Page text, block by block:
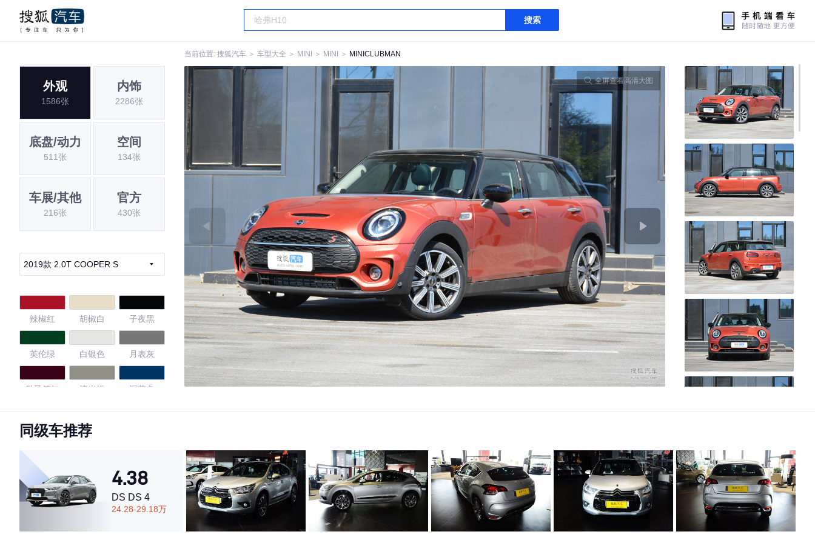
搜索
当前位置: 搜狐汽车 ＞ 车型大全 ＞ MINI ＞ MINI ＞ MINICLUBMAN
外观
1586张
内饰
2286张
底盘/动力
511张
空间
134张
车展/其他
216张
官方
430张
2019款 2.0T COOPER S
辣椒红 胡椒白 子夜黑
英伦绿 白银色 月表灰
勃艮第红 流光银 深蓝色
数码蓝 日不落红
黑色/独角兽
4.66
全屏查看高清大图
同级车推荐
4.38
DS DS 4
24.28-29.18万